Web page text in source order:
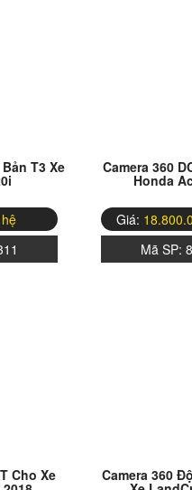
T3 Xe Camera 360
Honda
Giá:
Mã SP:
Cho Xe Camera 360